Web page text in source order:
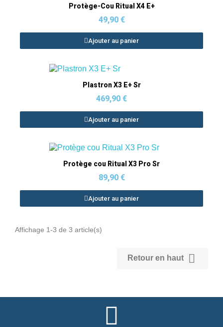
Aperçu rapide
Protège-Cou Ritual X4 E+
49,90 €
Ajouter au panier
Aperçu rapide
Plastron X3 E+ Sr
469,90 €
Ajouter au panier
Aperçu rapide
Protège cou Ritual X3 Pro Sr
89,90 €
Ajouter au panier
Affichage 1-3 de 3 article(s)
Retour en haut 